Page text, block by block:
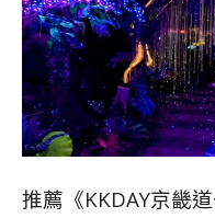
推薦《KKDAY京畿